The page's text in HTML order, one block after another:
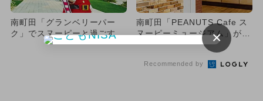
南町田「グランベリーパー
ク」でスヌーピーと過ごすク
リスマス！
南町田「PEANUTS Cafe ス
ヌーピーミュージアム」がリ
ニューアルオープン...
Recommended by
×